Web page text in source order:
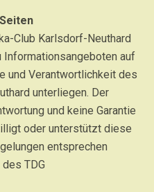
Club Karlsdorf-Neuthard
auf
und Verantwortlichkeit des
unterliegen. Der
und keine Garantie
oder unterstützt diese
entsprechen
TDG